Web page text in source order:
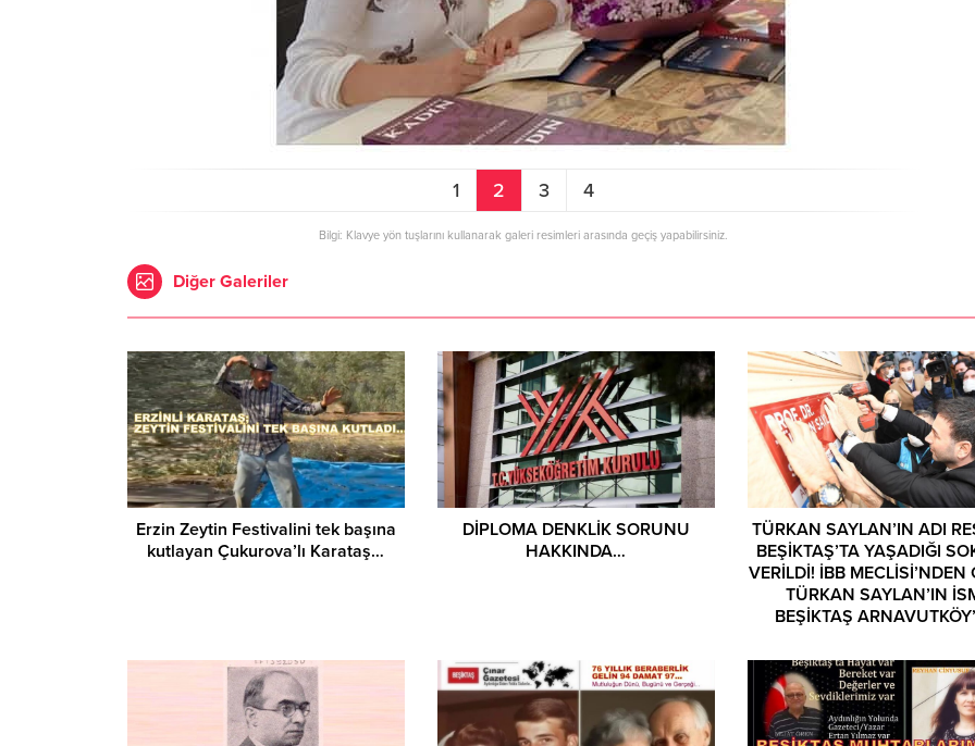
1 2 3 4
Bilgi: Klavye yön tuşlarını kullanarak galeri resimleri arasında geçiş yapabilirsiniz.
Diğer Galeriler
Erzin Zeytin Festivalini tek başına
kutlayan Çukurova’lı Karataş…
DİPLOMA DENKLİK SORUNU
HAKKINDA…
TÜRKAN SAYLAN’IN ADI
BEŞİKTAŞ’TA YAŞADIĞI
VERİLDİ! İBB MECLİSİ’NDEN
TÜRKAN SAYLAN’IN
BEŞİKTAŞ
Asuman Krause,